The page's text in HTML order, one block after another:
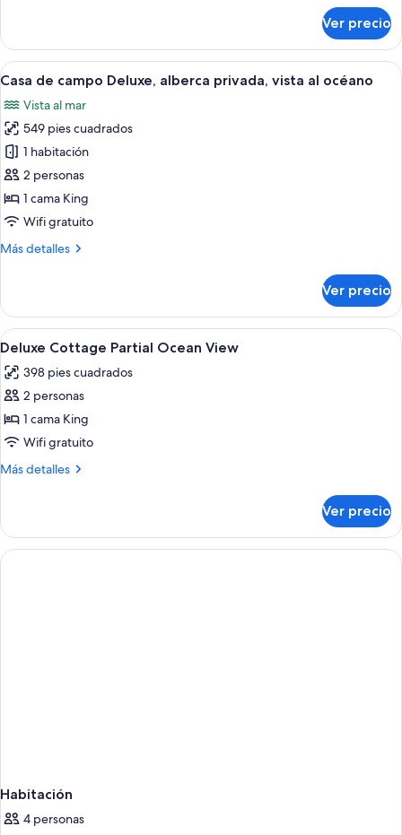
océano
de
campo
Deluxe,
parcial
al
océano
Ver precio
Abrir
todas
las
fotos
de
Casa
de
campo
Deluxe,
alberca
al
océano
Una mujer en una piscina con vista al
7
Casa de campo Deluxe, alberca privada, vista al océano
Vista al mar
549 pies cuadrados
1 habitación
2 personas
1 cama King
Wifi gratuito
Más detalles
Más
de
campo
Deluxe,
privada,
vista
océano
Ver precio
Abrir
todas
las
fotos
de
Deluxe
Cottage
View
Un dormitorio con cama a dosel,
5
Deluxe Cottage Partial Ocean View
398 pies cuadrados
2 personas
1 cama King
Wifi gratuito
Más detalles
Más
Cottage
Partial
Ocean
Ver precio
Habitación
4 personas